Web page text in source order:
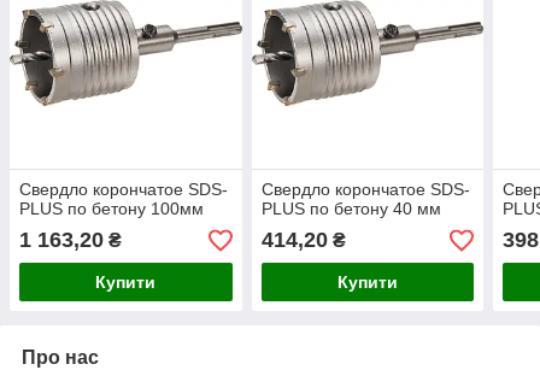
Свердло корончатое SDS-
PLUS по бетону 100мм
1 163,20 ₴
Купити
Свердло корончатое SDS-
PLUS по бетону 40 мм
414,20₴
Купити
Про нас